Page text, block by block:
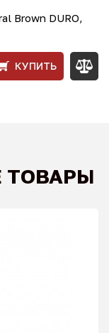
Brown DURO,
КУПИТЬ